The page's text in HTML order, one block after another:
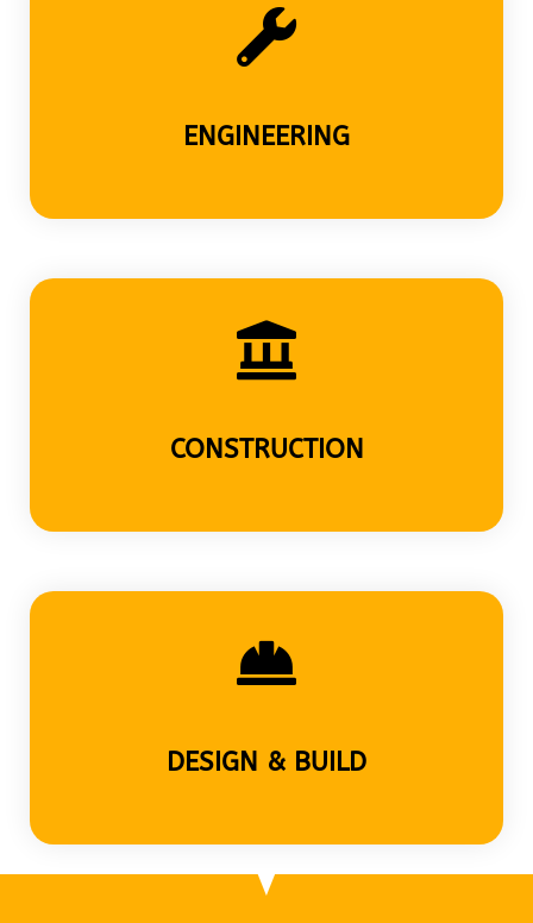
ENGINEERING
CONSTRUCTION
DESIGN & BUILD